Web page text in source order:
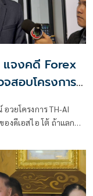
แจงคดี Forex
จสอบโครงการ
วยโครงการ TH-AI
งดีเอสไอ โต้ ถ้าแลกผล
ด เผยยังมีเพื่อน
ผิดชอบโดยตรงอยู่แล้ว